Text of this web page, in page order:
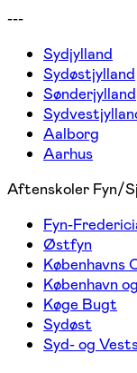
---
Sydjylland
Sydøstjylland
Sønderjylland
Aalborg
Aarhus
Aftenskoler Fyn/
Fyn-
Østfyn
Københavns
København
Køge Bugt
Sydøst
Syd- og